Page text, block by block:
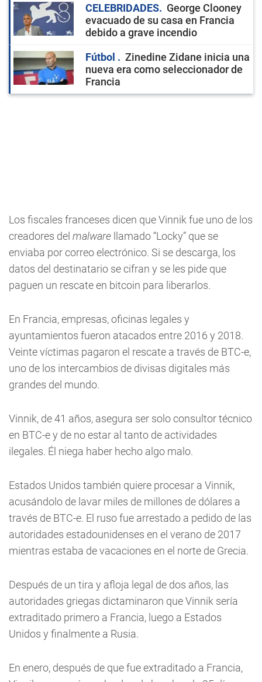
CELEBRIDADES
George Clooney
evacuado de su casa en Francia
debido a grave incendio
Fútbol
Zinedine Zidane inicia una
nueva era como seleccionador de
Francia
Los fiscales franceses dicen que Vinnik fue uno de los
creadores del malware llamado “Locky” que se
enviaba por correo electrónico. Si se descarga, los
datos del destinatario se cifran y se les pide que
paguen un rescate en bitcoin para liberarlos.
En Francia, empresas, oficinas legales y
ayuntamientos fueron atacados entre 2016 y 2018.
Veinte víctimas pagaron el rescate a través de BTC-e,
uno de los intercambios de divisas digitales más
grandes del mundo.
Vinnik, de 41 años, asegura ser solo consultor técnico
en BTC-e y de no estar al tanto de actividades
ilegales. Él niega haber hecho algo malo.
Estados Unidos también quiere procesar a Vinnik,
acusándolo de lavar miles de millones de dólares a
través de BTC-e. El ruso fue arrestado a pedido de las
autoridades estadounidenses en el verano de 2017
mientras estaba de vacaciones en el norte de Grecia.
Después de un tira y afloja legal de dos años, las
autoridades griegas dictaminaron que Vinnik sería
extraditado primero a Francia, luego a Estados
Unidos y finalmente a Rusia.
En enero, después de que fue extraditado a Francia,